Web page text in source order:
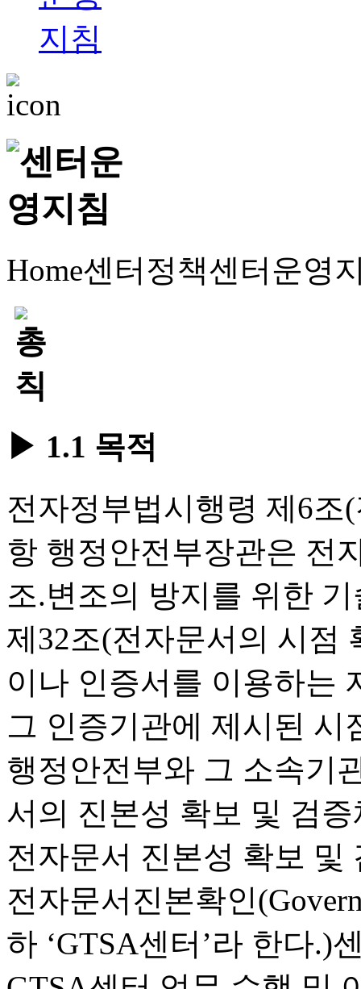
Home센터정책센터운영
▶ 1.1 목적
전자정부법시행령 제6조
항 행정안전부장관은 전
조.변조의 방지를 위한
제32조(전자문서의 시점
이나 인증서를 이용하는
그 인증기관에 제시된 시
행정안전부와 그 소속기
서의 진본성 확보 및 검
전자문서 진본성 확보 및
전자문서진본확인
하 ‘GTSA센터’라 한다.)